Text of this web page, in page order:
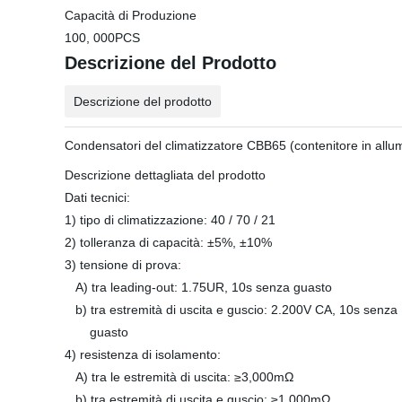
Capacità di Produzione
100, 000PCS
Descrizione del Prodotto
Descrizione del prodotto
Condensatori del climatizzatore CBB65 (contenitore in
Descrizione dettagliata del prodotto
Dati tecnici:
1) tipo di climatizzazione: 40 / 70 / 21
2) tolleranza di capacità: ±5%, ±10%
3) tensione di prova:
A) tra leading-out: 1.75UR, 10s senza guasto
b) tra estremità di uscita e guscio: 2.200V CA, 10s senza
guasto
4) resistenza di isolamento:
A) tra le estremità di uscita: ≥3,000mΩ